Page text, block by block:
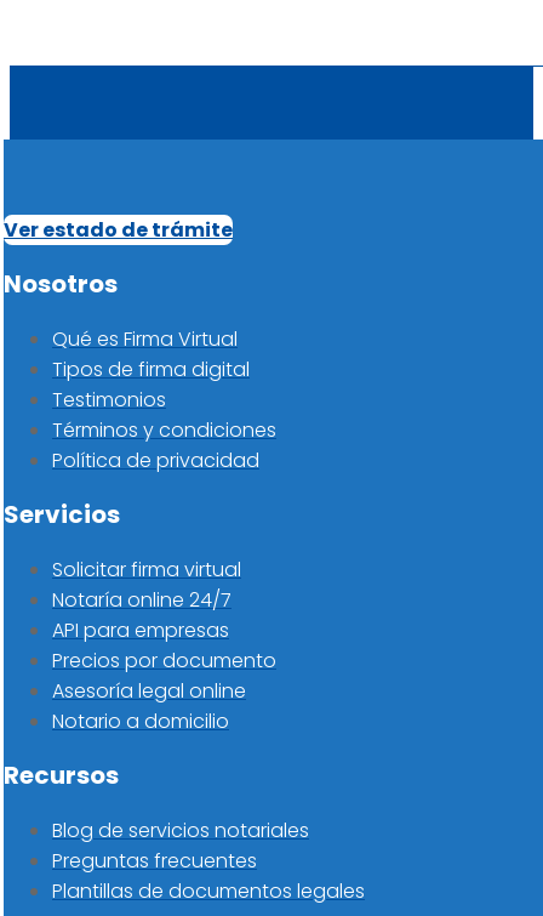
Ver estado de trámite
Nosotros
Qué es Firma Virtual
Tipos de firma digital
Testimonios
Términos y condiciones
Política de privacidad
Servicios
Solicitar firma virtual
Notaría online 24/7
API para empresas
Precios por documento
Asesoría legal online
Notario a domicilio
Recursos
Blog de servicios notariales
Preguntas frecuentes
Plantillas de documentos legales